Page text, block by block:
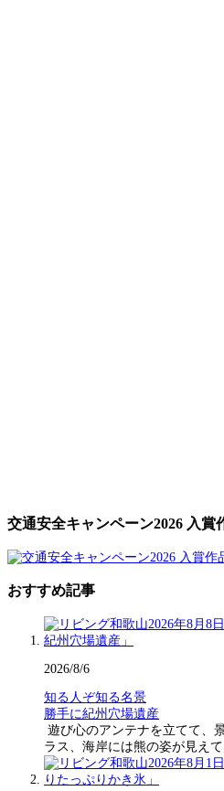
交通安全キャンペーン2026 入賞
おすすめ記事
2026/8/6
知る人ぞ知る名景
勝手に紀州穴場遺産
遊び心のアンテナを立てて、
ラス、海岸には熊の姿が見え